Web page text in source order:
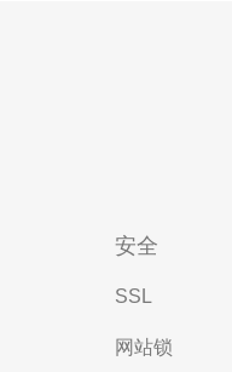
安全
SSL
网站锁